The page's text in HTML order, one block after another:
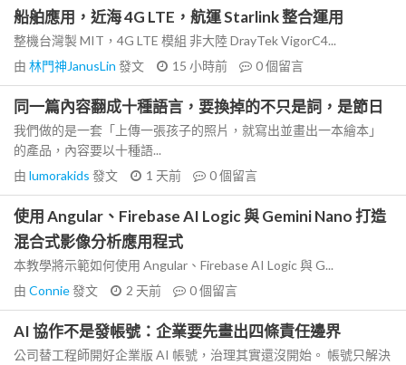
船舶應用，近海 4G LTE，航運 Starlink 整合運用
整機台灣製 MIT，4G LTE 模組 非大陸 DrayTek VigorC4...
由 林門神JanusLin 發文 15 小時前 0個留言
同一篇內容翻成十種語言，要換掉的不只是詞，是節日
我們做的是一套「上傳一張孩子的照片，就寫出並畫出一本繪本」
的產品，內容要以十種語...
由 lumorakids 發文 1 天前 0個留言
使用 Angular、Firebase AI Logic 與 Gemini Nano 打造
混合式影像分析應用程式
本教學將示範如何使用 Angular、Firebase AI Logic 與 G...
由 Connie發文 2 天前 0個留言
AI 協作不是發帳號：企業要先畫出四條責任邊界
公司替工程師開好企業版 AI 帳號，治理其實還沒開始。 帳號只解決